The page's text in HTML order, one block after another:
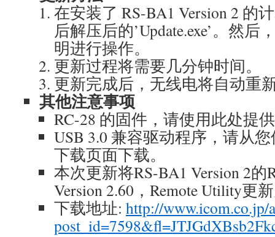
在安装了 RS-BA1 Version 2 的
后解压后的’Update.exe’。然
明进行操作。
更新过程将需要几分钟时间。
更新完成后，无线电将自动重
其他注意事项
RC-28 的固件，请使用此处提
USB 3.0 兼容驱动程序，请从
下载页面下载。
本次更新将RS-BA1 Version 2的
Version 2.60，Remote Utility更
下载地址: http://www.icom.co.jp/